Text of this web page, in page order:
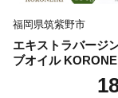
福岡県筑紫野市
エキストラバージ
ブオイル
[筑前たなか油屋 福
野市 21760403] 油